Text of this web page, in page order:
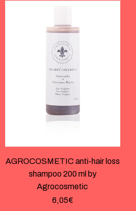
AGROCOSMETIC anti-hair loss
shampoo 200 ml by
Agrocosmetic
6,05€